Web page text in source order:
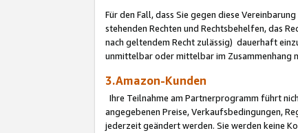
Für den Fall, dass Sie gegen diese
stehenden Rechten und Rechtsbehelfen, das
nach geltendem Recht zulässig) dauerhaft
unmittelbar oder mittelbar im Zusammenhang
3.Amazon-Kunden
Ihre Teilnahme am Partnerprogramm führt
angegebenen Preise, Verkaufsbedingungen,
jederzeit geändert werden. Sie werden keine